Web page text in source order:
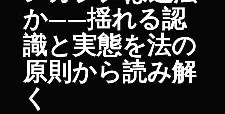
か——揺れる認
識と実態を法の
原則から読み解
く